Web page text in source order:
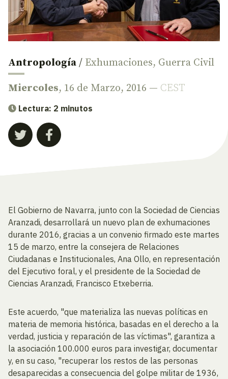
Antropología / Exhumaciones, Guerra Civil
Miercoles, 16 de Marzo, 2016 — CEST
Lectura: 2 minutos
El Gobierno de Navarra, junto con la Sociedad de Ciencias
Aranzadi, desarrollará un nuevo plan de exhumaciones
durante 2016, gracias a un convenio firmado este martes
15 de marzo, entre la consejera de Relaciones
Ciudadanas e Institucionales, Ana Ollo, en representación
del Ejecutivo foral, y el presidente de la Sociedad de
Ciencias Aranzadi, Francisco Etxeberria.
Este acuerdo, "que materializa las nuevas políticas en
materia de memoria histórica, basadas en el derecho a la
verdad, justicia y reparación de las víctimas", garantiza a
la asociación 100.000 euros para investigar, documentar
y, en su caso, "recuperar los restos de las personas
desaparecidas a consecuencia del golpe militar de 1936,